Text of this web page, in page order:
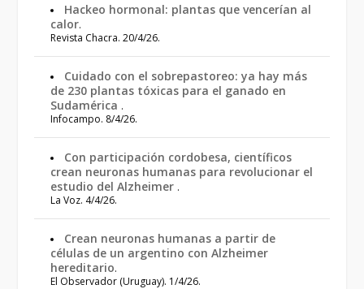
Hackeo hormonal: plantas que vencerían al
calor.
Revista Chacra. 20/4/26.
Cuidado con el sobrepastoreo: ya hay más
de 230 plantas tóxicas para el ganado en
Sudamérica .
Infocampo. 8/4/26.
Con participación cordobesa, científicos
crean neuronas humanas para revolucionar el
estudio del Alzheimer .
La Voz. 4/4/26.
Crean neuronas humanas a partir de
células de un argentino con Alzheimer
hereditario.
El Observador (Uruguay). 1/4/26.